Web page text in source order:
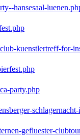
hansesaal-
kuenstlertreff-for-
party.php
gefluester-